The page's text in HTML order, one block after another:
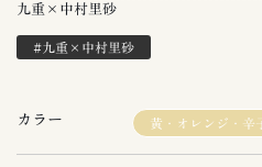
九重×中村里砂
#九重×中村里砂
カラー 黄・オレンジ・辛